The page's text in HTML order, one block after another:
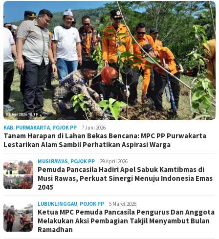
KAB. PURWAKARTA, POJOK PP 7 Juni 2026
Tanam Harapan di Lahan Bekas Bencana: MPC PP Purwakarta
Lestarikan Alam Sambil Perhatikan Aspirasi Warga
MUSIRAWAS, POJOK PP 29 April 2026
Pemuda Pancasila Hadiri Apel Sabuk Kamtibmas di
Musi Rawas, Perkuat Sinergi Menuju Indonesia Emas
2045
LUBUKLINGGAU, POJOK PP 5 Maret 2026
Ketua MPC Pemuda Pancasila Pengurus Dan Anggota
Melakukan Aksi Pembagian Takjil Menyambut Bulan
Ramadhan